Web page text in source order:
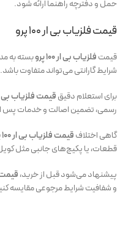
حمل و دفترچه راهنما ارائه شود.
قیمت فلزیاب بی ار 100 پرو
قیمتفلزیاب بی ار 100 پرو
بسته به
شرایط گارانتی می‌تواند متفاوت باشد.
برای استعلام دقیققیمت فلزیاب بی ار 100
رسمی، تضمین اصالت و خدمات پس
گاهی اختلافقیمت فلزیاب بی ار 100 پرو
قطعات، یا پکیج‌های جانبی مثل
پیشنهاد می‌شود قبل از خرید،قیمت
و شفافیت شرایط مرجوعی مقایسه